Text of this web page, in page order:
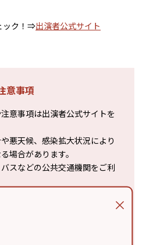
ック！⇒出演者公式サイト
意事項
意事項は出演者公式サイトを
悪天候、感染拡大状況により
場合があります。
スなどの公共交通機関をご利